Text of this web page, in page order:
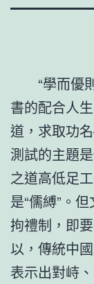
“學而優
書的配合人
道，求取功
測試的主題
之道高低足
是“儒縛”。
拘禮制，即
以，傳統中
表示出對峙